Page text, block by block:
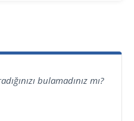
bulamadınız mı?